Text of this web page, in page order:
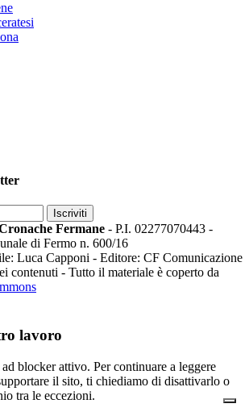
Iscriviti
Fermane - P.I. 02277070443 -
di Fermo n. 600/16
Luca Capponi - Editore: CF Comunicazione
contenuti - Tutto il materiale è coperto da
lavoro
blocker attivo. Per continuare a leggere
il sito, ti chiediamo di disattivarlo o
tra le eccezioni.